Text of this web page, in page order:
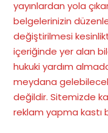
yayınlardan yola
belgelerinizin
değiştirilmesi
içeriğinde yer alan
hukuki yardım
meydana
değildir. Sitemizde
reklam yapma kastı